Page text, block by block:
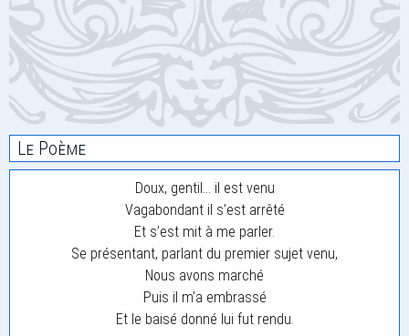
Le Poème
Doux, gentil… il est venu
Vagabondant il s’est arrêté
Et s’est mit à me parler.
Se présentant, parlant du premier sujet venu,
Nous avons marché
Puis il m’a embrassé
Et le baisé donné lui fut rendu.